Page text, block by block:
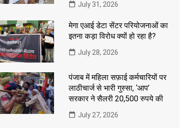
July 31, 2026
मेगा एआई डेटा सेंटर परियोजनाओं का
इतना कड़ा विरोध क्यों हो रहा है?
July 28, 2026
पंजाब में महिला सफ़ाई कर्मचारियों पर
लाठीचार्ज से भारी गुस्सा, ‘आप’
सरकार ने सैलरी 20,500 रुपये की
July 27, 2026